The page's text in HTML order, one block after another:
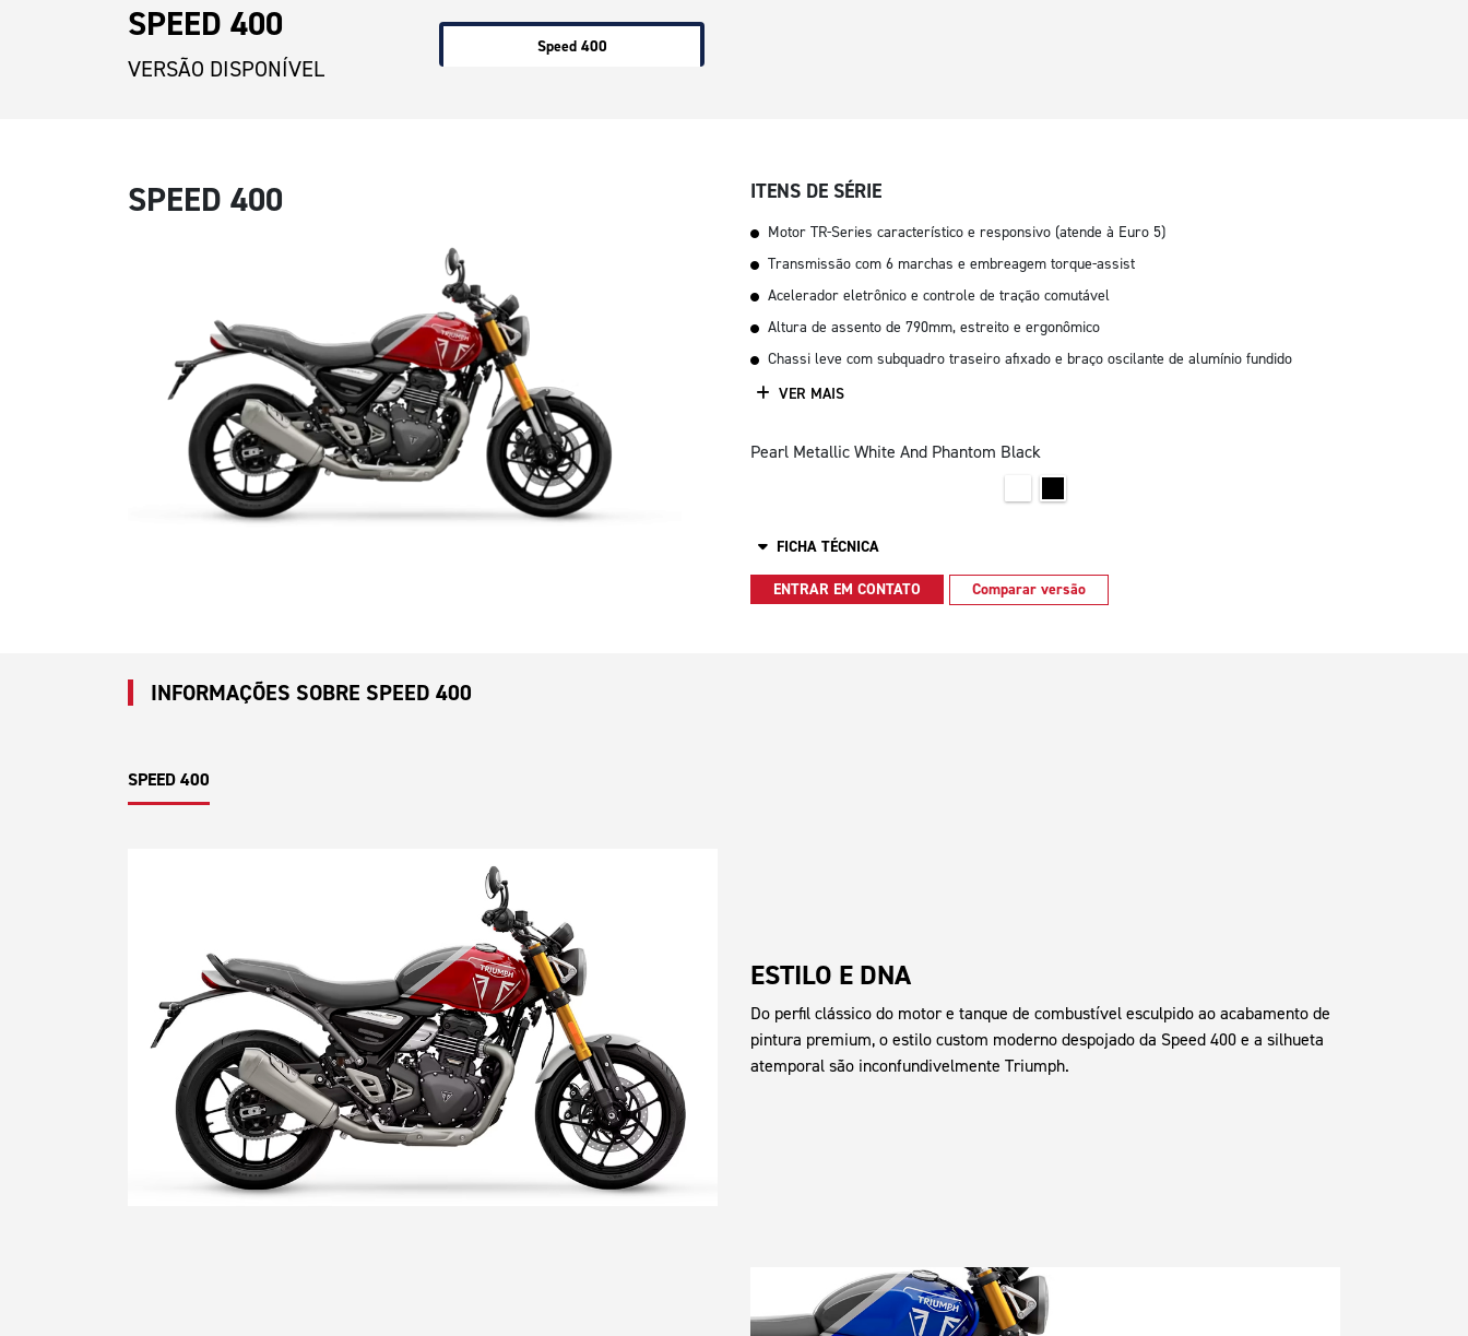
SPEED 400
VERSÃO DISPONÍVEL
Speed 400
SPEED 400 ITENS DE SÉRIE
Motor TR-Series característico e responsivo (atende à Euro 5)
Transmissão com 6 marchas e embreagem torque-assist
Acelerador eletrônico e controle de tração comutável
Altura de assento de 790mm, estreito e ergonômico
Chassi leve com subquadro traseiro afixado e braço oscilante de alumínio fundido
VER MAIS
Pearl Metallic White And Phantom Black
FICHA TÉCNICA
ENTRAR EM CONTATO Comparar versão
INFORMAÇÕES SOBRE SPEED 400
SPEED 400
ESTILO E DNA
Do perfil clássico do motor e tanque de combustível esculpido ao acabamento de
pintura premium, o estilo custom moderno despojado da Speed ​​400 e a silhueta
atemporal são inconfundivelmente Triumph.